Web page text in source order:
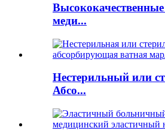
меди...
Нестерильный или
Абсо...